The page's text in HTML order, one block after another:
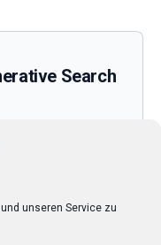
unseren Service zu
Search